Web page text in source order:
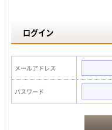
ログイン
メールアドレス
パスワード